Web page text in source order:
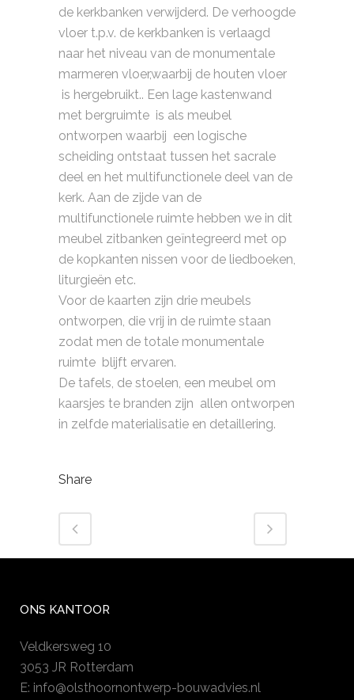
de kerkbanken verwijderd. De verhoogde
vloer t.p.v. de kerkbanken is verlaagd
naar het niveau van de monumentale
marmeren vloer,waarbij de houten vloer
is hergebruikt.. Een lage kastenwand
met bergruimte is als meubel
ontworpen waarbij een logische
scheiding ontstaat tussen het sacrale
deel en het multifunctionele deel van de
kerk. Aan de zijde van de
multifunctionele ruimte hebben we in dit
meubel zitbanken geïntegreerd met op
de kopkanten nissen voor de liedboeken,
liturgieën etc.
Voor de kaarten zijn drie meubels
ontworpen, die vrij in de ruimte staan
zodat men de totale monumentale
ruimte blijft ervaren.
De tafels, de stoelen, een meubel om
kaarsjes te branden zijn allen ontworpen
in zelfde materialisatie en detaillering.
Share
ONS KANTOOR
Veldkersweg 10
3053 JR Rotterdam
E: info@olsthoornontwerp-bouwadvies.nl